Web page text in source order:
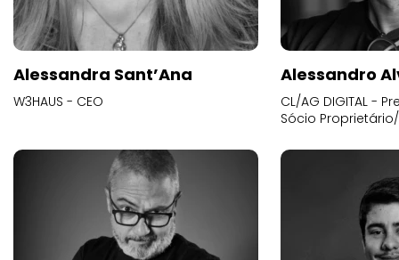
Alessandra Sant’Ana
W3HAUS - CEO
Alessandro
CL/AG DIGITAL -
Sócio